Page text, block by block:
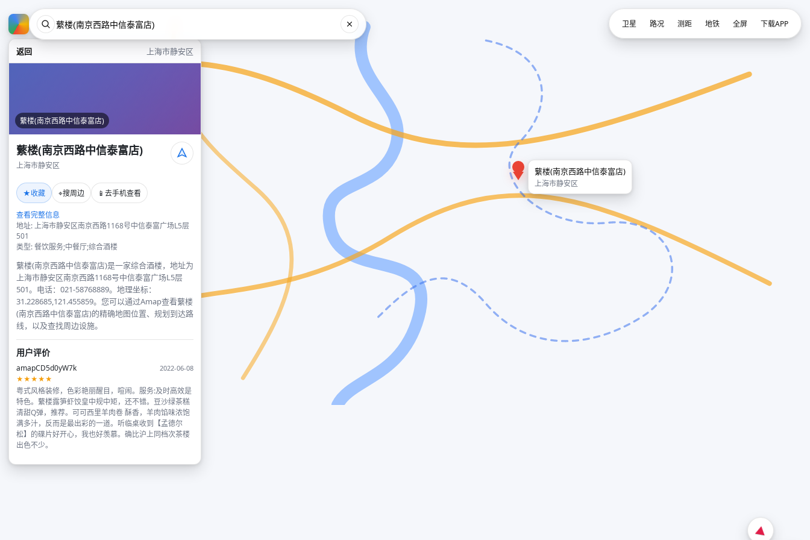
返回 上海市静安区
蘩楼(南京西路中信泰富店)
蘩楼(南京西路中信泰富店)
上海市静安区
★收藏 ⌖搜周边 📱 去手机查看
查看完整信息
地址: 上海市静安区南京西路1168号中信泰富广场L5层
501
类型: 餐饮服务;中餐厅;综合酒楼
蘩楼(南京西路中信泰富店)是一家综合酒楼，地址为
上海市静安区南京西路1168号中信泰富广场L5层
501。电话：021-58768889。地理坐标：
31.228685,121.455859。您可以通过Amap查看蘩楼
(南京西路中信泰富店)的精确地图位置、规划到达路
线，以及查找周边设施。
用户评价
amapCD5d0yW7k
2022-06-08
★★★★★
粤式风格装修，色彩艳丽醒目，喧闹。服务:及时高效是
特色。蘩楼露笋虾饺皇中规中矩，还不错。豆沙绿茶糕
清甜Q弹，推荐。可可西里羊肉卷 酥香，羊肉馅味浓饱
满多汁，反而是最出彩的一道。听临桌收到【孟德尔
松】的碟片好开心，我也好羡慕。确比沪上同档次茶楼
出色不少。
蘩楼(南京西路中信泰富店)
上海市静安区
卫星 路况 测距 地铁 全屏 下载APP